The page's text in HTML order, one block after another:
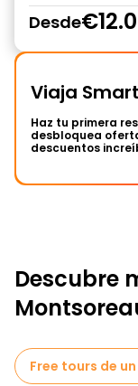
Desde
Viaja
Haz tu primera
desbloquea
descuentos
Descubre
Free tours de